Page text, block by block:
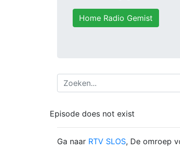
Home Radio Gemist
Episode does not exist
Ga naar RTV SLOS, De omroep